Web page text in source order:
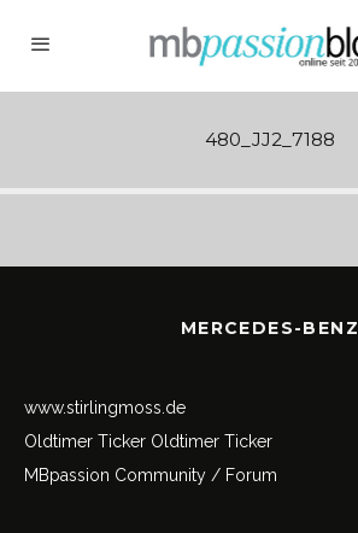
480_JJ2_7188
MERCEDES-BENZ
www.stirlingmoss.de
Oldtimer Ticker Oldtimer Ticker
MBpassion Community / Forum